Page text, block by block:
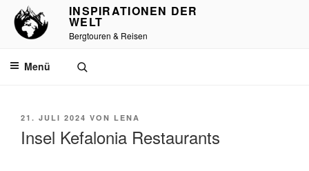
Zum
Inhalt
springen
INSPIRATIONEN DER
WELT
Bergtouren & Reisen
Menü
VERÖFFENTLICHT
AM
21. JULI 2024 VON LENA
Insel Kefalonia Restaurants